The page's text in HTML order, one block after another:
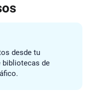
desde tu
bibliotecas de